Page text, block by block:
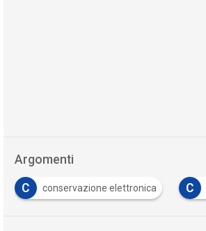
Argomenti
C conservazione elettronica C